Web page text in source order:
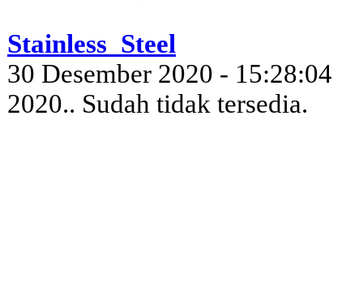
Stainless_Steel
30 Desember 2020 - 15:28:04
2020.. Sudah tidak tersedia.